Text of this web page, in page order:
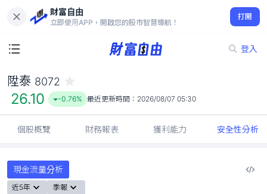
財富自由
立即使用APP，開啟您的股市智慧導航！
打開
登入
26.10
-0.76%
陞泰 8072
26.10 -0.76% 最近更新時間： 2026/08/07 05:30
個股概覽 財務報表 獲利能力 安全性分析
現金流量分析
近5年 季報